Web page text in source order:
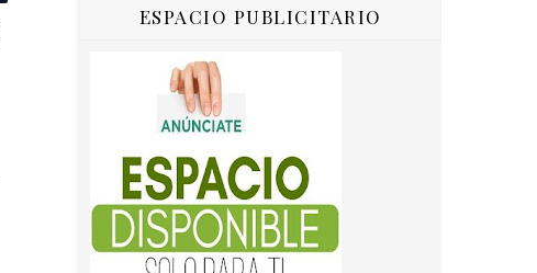
ESPACIO PUBLICITARIO